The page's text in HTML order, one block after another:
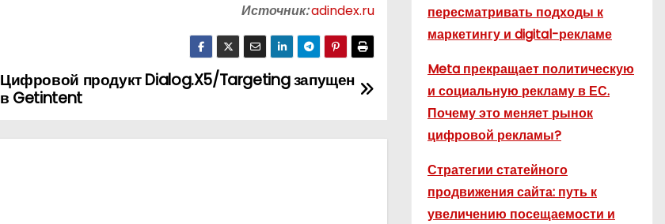
Источник:adindex.ru
Цифровой продукт Dialog.X5/Targeting запущен
в Getintent
пересматривать подходы к
маркетингу и digital-рекламе
Meta прекращает политическую
и социальную рекламу в ЕС.
Почему это меняет рынок
цифровой рекламы?
Стратегии статейного
продвижения сайта: путь к
увеличению посещаемости и